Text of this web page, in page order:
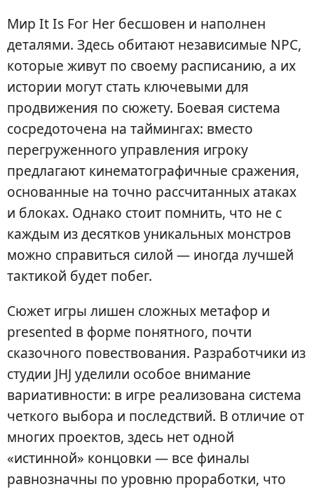
Мир It Is For Her бесшовен и наполнен
деталями. Здесь обитают независимые NPC,
которые живут по своему расписанию, а их
истории могут стать ключевыми для
продвижения по сюжету. Боевая система
сосредоточена на таймингах: вместо
перегруженного управления игроку
предлагают кинематографичные сражения,
основанные на точно рассчитанных атаках
и блоках. Однако стоит помнить, что не с
каждым из десятков уникальных монстров
можно справиться силой — иногда лучшей
тактикой будет побег.
Сюжет игры лишен сложных метафор и
presented в форме понятного, почти
сказочного повествования. Разработчики из
студии JHJ уделили особое внимание
вариативности: в игре реализована система
четкого выбора и последствий. В отличие от
многих проектов, здесь нет одной
«истинной» концовки — все финалы
равнозначны по уровню проработки, что